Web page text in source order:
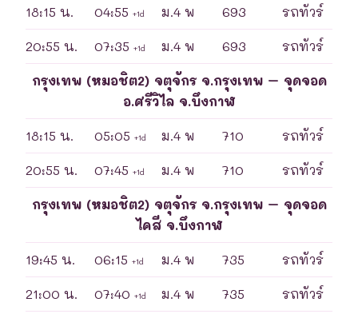
18:15 น. 04:55 +1d ม.4 พ 693 รถทัวร์
20:55 น. 07:35 +1d ม.4 พ 693 รถทัวร์
กรุงเทพ (หมอชิต2) จตุจักร จ.กรุงเทพ – จุดจอด
อ.ศรีวิไล จ.บึงกาฬ
18:15 น. 05:05 +1d ม.4 พ 710 รถทัวร์
20:55 น. 07:45 +1d ม.4 พ 710 รถทัวร์
กรุงเทพ (หมอชิต2) จตุจักร จ.กรุงเทพ – จุดจอด
ไคสี จ.บึงกาฬ
19:45 น. 06:15 +1d ม.4 พ 735 รถทัวร์
21:00 น. 07:40 +1d ม.4 พ 735 รถทัวร์